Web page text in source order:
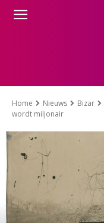
Home Nieuws Bizar
wordt miljonair